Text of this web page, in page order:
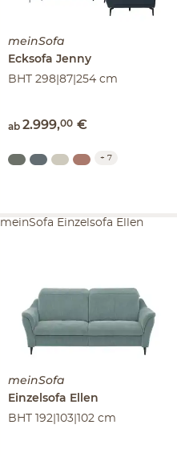
meinSofa
Ecksofa Jenny
BHT 298|87|254 cm
ab 2.999,00 €
+ 7
meinSofa
Einzelsofa Ellen
BHT 192|103|102 cm
meinSofa Einzelsofa Ellen